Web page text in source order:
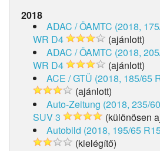
2018
ADAC / ÖAMTC (2018,
WR D4
(ajánlott)
ADAC / ÖAMTC (2018,
WR D4
(ajánlott)
ACE / GTÜ (2018, 185/65
(ajánlott)
Auto-Zeitung (2018, 235/
SUV 3
(különösen
Autobild (2018, 195/65
(kielégítő)